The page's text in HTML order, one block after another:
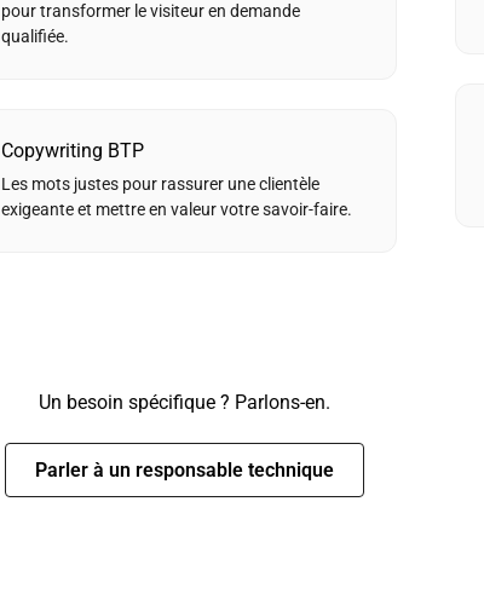
pour transformer le visiteur en demande
qualifiée.
Copywriting BTP
Les mots justes pour rassurer une clientèle
exigeante et mettre en valeur votre savoir-faire.
Un besoin spécifique ? Parlons-en.
Parler à un responsable technique